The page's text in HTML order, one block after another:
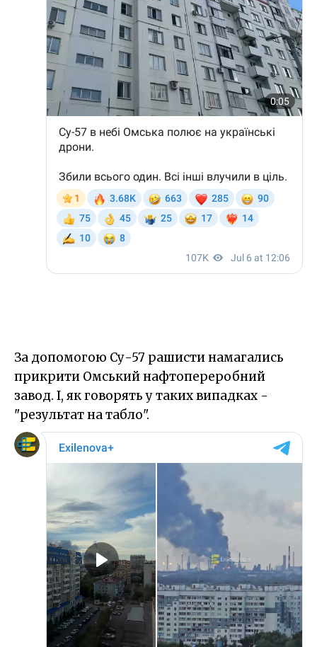
За допомогою Су-57 рашисти намагались
прикрити Омський нафтопереробний
завод. І, як говорять у таких випадках -
"результат на табло".